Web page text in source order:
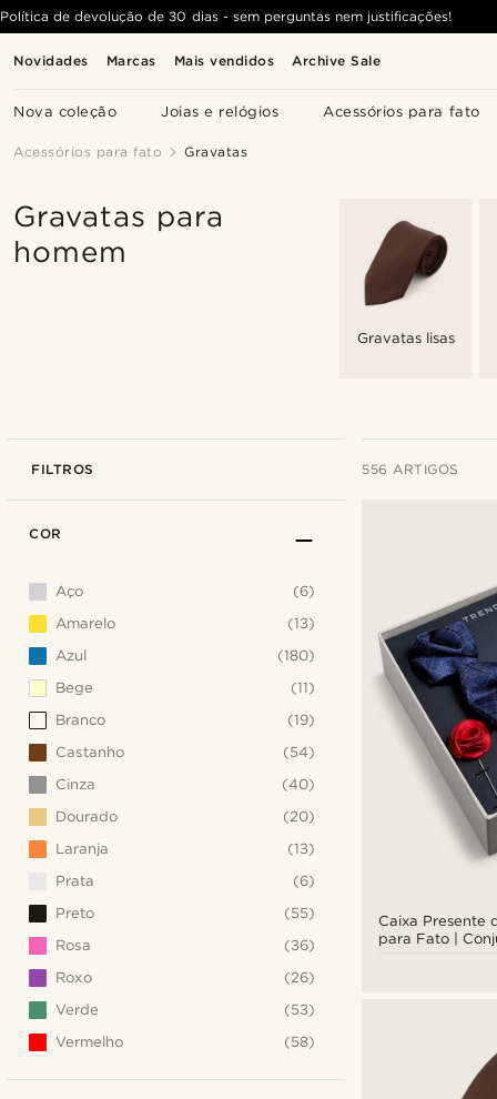
Novidades Marcas Mais vendidos Archive Sale
Nova coleção Joias e relógios Acessórios para fato
Política de devolução de 30 dias - sem perguntas nem justificações!
Acessórios para fato Gravatas
Gravatas para
homem
Gravatas lisas
FILTROS 556 ARTIGOS
Caixa Presente
para Fato |
COR
Aço
(6)
Amarelo
(13)
Azul
(180)
Bege
(11)
Branco
(19)
Castanho
(54)
Cinza
(40)
Dourado
(20)
Laranja
(13)
Prata
(6)
Preto
(55)
Rosa
(36)
Roxo
(26)
Verde
(53)
Vermelho
(58)